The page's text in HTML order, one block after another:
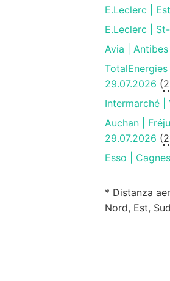
E.Leclerc |
E.Leclerc |
Avia | Antibes
29.07.2026 (
Intermarché |
Auchan |
29.07.2026 (
Esso |
* Distanza
Nord, Est,